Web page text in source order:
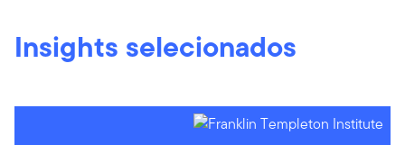
Insights selecionados